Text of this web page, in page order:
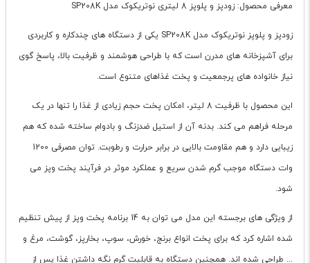
معرفی محصول: زودپز و پلوپز 8 لیتری نوتریکوک مدل SP208K
زودپز و پلوپز نوتریکوک مدل SP208K یکی از دستگاه های چندکاره و کاربردی
برای آشپزخانه های مدرن است که با طراحی هوشمند و ظرفیت بالا، پاسخ گوی
نیاز خانواده های پرجمعیت و پخت غذاهای متنوع است.
این محصول با ظرفیت 8 لیتر، امکان پخت حجم زیادی از غذا را تنها در یک
مرحله فراهم می کند. بدنه آن از استیل ضدزنگ و بادوام ساخته شده که هم
زیبایی دارد و هم مقاومت بالایی در برابر حرارت و رطوبت. توان مصرفی 1200
وات دستگاه موجب گرم شدن سریع و عملکرد موثر در فرآیند پخت وپز می
شود.
از ویژگی های برجسته این مدل می توان به 14 برنامه پخت وپز از پیش تنظیم
شده اشاره کرد که برای پخت انواع برنج، خورش، سوپ، بخارپز، گوشت، مرغ و
... طراحی شده اند. همچنین دستگاه به قابلیت گرم نگه داشتن غذا پس از